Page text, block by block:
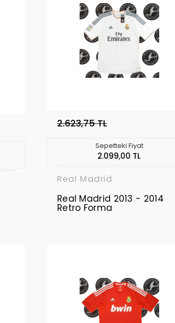
2.623,75 TL
Sepetteki Fiyat
2.099,00 TL
Real Madrid
Real Madrid 2013 - 2014
Retro Forma